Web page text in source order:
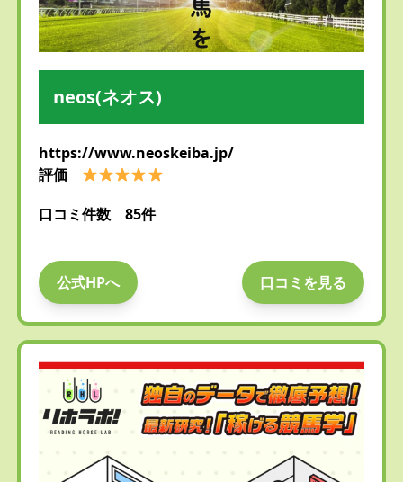
neos(ネオス)
https://www.neoskeiba.jp/
評価
口コミ件数 85件
公式HPへ 口コミを見る